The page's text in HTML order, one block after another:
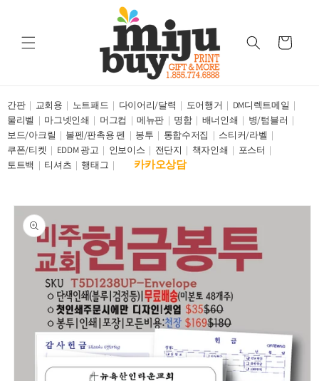
Cart
간판 교회용 노트패드 다이어리/달력 도어행거
DM디렉트메일
물리벨
마그넷인쇄 머그컵 메뉴판 명함 배너인쇄
병/텀블러
보드/아크릴
볼펜/판촉용 펜 봉투 통합수저집
스티커/라벨
쿠폰/티켓
EDDM 광고 인보이스 전단지 책자인쇄
포스터
토트백
티셔츠 행태그 카카오상담
Skip to
product
information